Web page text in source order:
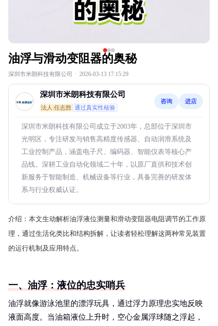
油浮与滑动变阻器的奥秘
深圳市米朗科技有限公司 · 2026-03-13 17:15:29
深圳市米朗科技有限公司
法人:任志胜 通过真实性核验
咨询 进店
深圳市米朗科技有限公司成立于2003年，总部位于深圳市
光明区，专注研发与销售高精度传感器、自动润滑系统及
工业控制产品，涵盖电子尺、编码器、智能仪表等核心产
品线。深耕工业自动化领域二十年，以原厂直供和技术创
新服务于智能制造、机械设备等行业，具备完善的研发体
系与行业权威认证。
介绍： 本文生动解析油浮液位测量和滑动变阻器电阻调节的工作原
理，通过生活化类比和结构拆解，让读者轻松理解这两种常见装置
的运行机制及应用特点。
一、油浮：液位的忠实哨兵
油浮就像游泳池里的漂浮玩具，通过浮力原理忠实地反映
液面高度。当油箱液位上升时，空心金属浮球随之浮起，